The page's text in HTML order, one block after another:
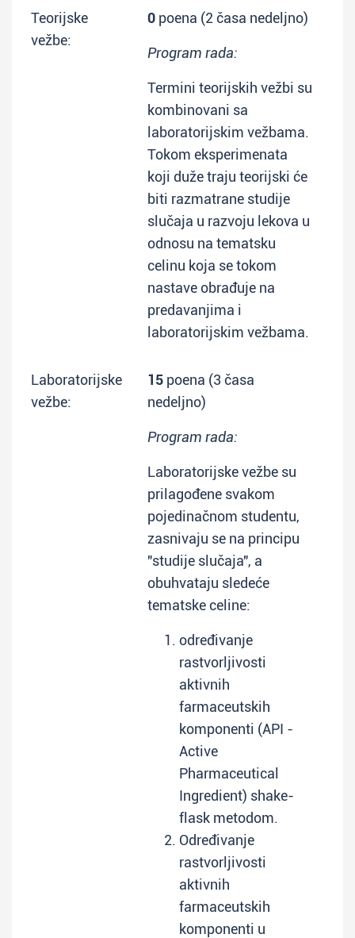
Teorijske
vežbe:
0 poena (2 časa nedeljno)
Program rada:
Termini teorijskih vežbi su
kombinovani sa
laboratorijskim vežbama.
Tokom eksperimenata
koji duže traju teorijski će
biti razmatrane studije
slučaja u razvoju lekova u
odnosu na tematsku
celinu koja se tokom
nastave obrađuje na
predavanjima i
laboratorijskim vežbama.
Laboratorijske
vežbe:
15 poena (3 časa
nedeljno)
Program rada:
Laboratorijske vežbe su
prilagođene svakom
pojedinačnom studentu,
zasnivaju se na principu
"studije slučaja", a
obuhvataju sledeće
tematske celine:
određivanje
rastvorljivosti
aktivnih
farmaceutskih
komponenti (API -
Active
Pharmaceutical
Ingredient) shake-
flask metodom.
Određivanje
rastvorljivosti
aktivnih
farmaceutskih
komponenti u